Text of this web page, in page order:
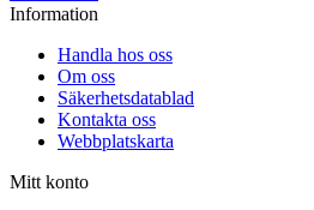
Information
Handla hos oss
Om oss
Säkerhetsdatablad
Kontakta oss
Webbplatskarta
Mitt konto